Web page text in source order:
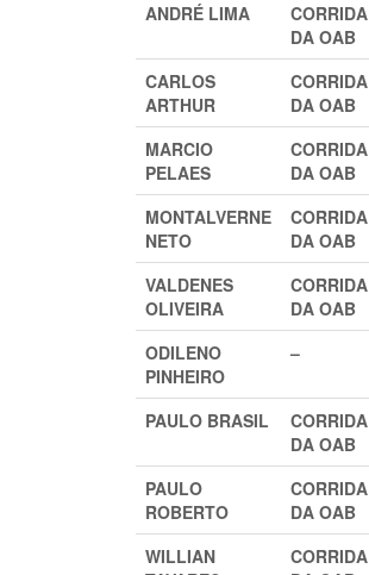
ANDRÉ LIMA
CORRIDA
DA OAB
CARLOS
ARTHUR
CORRIDA
DA OAB
MARCIO
PELAES
CORRIDA
DA OAB
MONTALVERNE
NETO
CORRIDA
DA OAB
VALDENES
OLIVEIRA
CORRIDA
DA OAB
ODILENO
PINHEIRO
–
PAULO BRASIL
CORRIDA
DA OAB
PAULO
ROBERTO
CORRIDA
DA OAB
WILLIAN
CORRIDA